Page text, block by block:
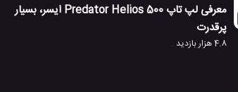
معرفی لپ تاپ Predator Helios 500 ایسر، بسیار
پرقدرت
4.8 هزار بازدید